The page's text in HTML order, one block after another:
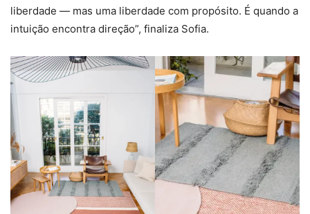
liberdade — mas uma liberdade com propósito. É quando a
intuição encontra direção”, finaliza Sofia.